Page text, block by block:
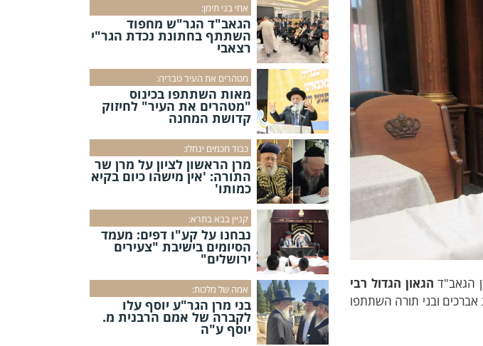
הגאב"ד הגאון הגדול רבי
ובני תורה השתתפו
אחי בני תימן:
הגאב"ד הגר"ש מחפוד
השתתף בחתונת נכדת הגר"י
רצאבי
מטהרים את העיר טבריה:
מאות השתתפו בכינוס
"מטהרים את העיר" לחיזוק
קדושת המחנה
כבוד חכמים ינחלו:
מרן הראשון לציון על מרן שר
התורה: 'אין מישהו כיום בקיא
כמותו'
קניין בבא בתרא:
נבחנו על קע"ו דפים: מעמד
הסיומים בישיבת "צעירים
ירושלים"
אמה של מלכות:
בני מרן הגר"ע יוסף עלו
לקברה של אמם הרבנית מ.
יוסף ע"ה